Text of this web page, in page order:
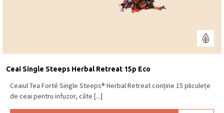
Ceai Single Steeps Herbal Retreat 15p Eco
Ceaiul Tea Forté Single Steeps® Herbal Retreat conține 15 pliculețe
de ceai pentru infuzor, câte [...]